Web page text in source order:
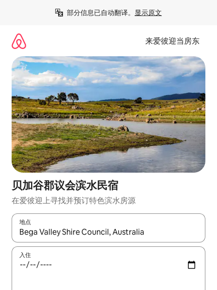
部分信息已自动翻译。 显示原文
来爱彼迎当房东
贝加谷郡议会滨水民宿
在爱彼迎上寻找并预订特色滨水房源
地点
如有搜索结果，请使用上下方向键查看，或通过点击或滑动手势
入住